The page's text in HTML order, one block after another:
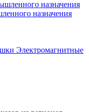
назначения
Электромагнитные